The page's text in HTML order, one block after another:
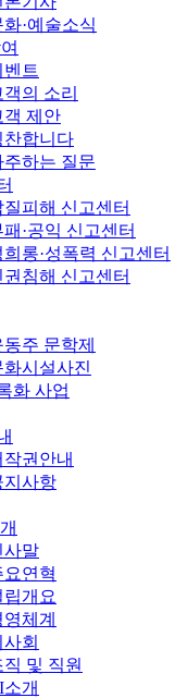
화·예술소식
벤트
객의 소리
객 제안
찬합니다
주하는 질문
질피해 신고센터
패·공익 신고센터
희롱·성폭력 신고센터
권침해 신고센터
동주 문학제
화시설사진
화 사업
작권안내
지사항
사말
요연혁
립개요
영체계
사회
직 및 직원
소개